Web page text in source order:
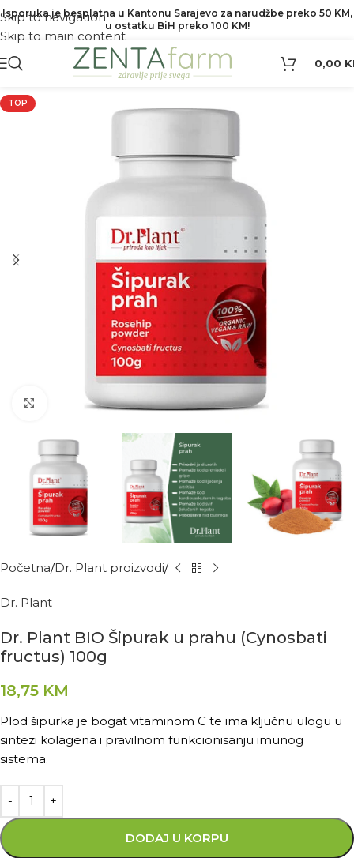
Skip to navigation
Skip to main content
Isporuka je besplatna u Kantonu Sarajevo za narudžbe preko 50 KM,
u ostatku BiH preko 100 KM!
0,00
TOP
Kliknite za povećanje
Početna Dr. Plant proizvodi
Dr. Plant
Dr. Plant BIO Šipurak u prahu (Cynosbati
fructus) 100g
18,75 KM
Plod šipurka je bogat vitaminom C te ima ključnu ulogu u
sintezi kolagena i pravilnom funkcionisanju imunog
sistema.
DODAJ U KORPU